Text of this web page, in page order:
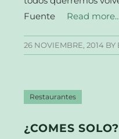
Fuente Read
26 NOVIEMBRE, 2014 BY
Restaurantes
¿COMES SOLO?